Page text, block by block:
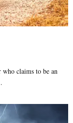
claims to be an